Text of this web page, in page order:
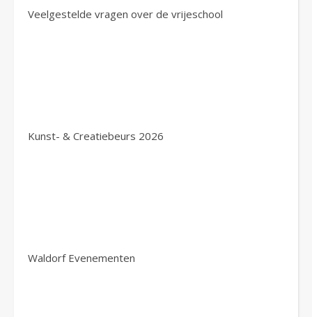
Veelgestelde vragen over de vrijeschool
Kunst- & Creatiebeurs 2026
Waldorf Evenementen